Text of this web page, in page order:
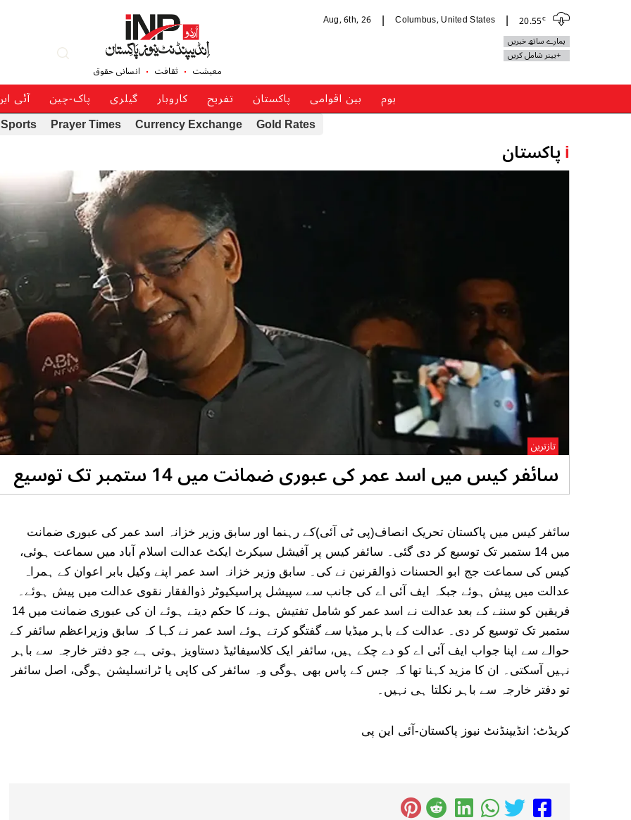
20.55c
Columbus, United States
Aug, 6th, 26
ہمارے ساتھ خبریں
+بینر شامل کریں
معیشت ثقافت انسانی حقوق
ہوم بین اقوامی پاکستان تفریح کاروبار گیلری پاک-چین آئی
Gold Rates
Currency Exchange
Prayer Times
Sports
iپاکستان
سائفر کیس میں اسد عمر کی عبوری ضمانت میں 14 ستمبر تک توسیع
تازترین
سائفر کیس میں پاکستان تحریک انصاف(پی ٹی آئی)کے رہنما اور سابق وزیر خزانہ اسد عمر کی عبوری ضمانت
میں 14 ستمبر تک توسیع کر دی گئی۔ سائفر کیس پر آفیشل سیکرٹ ایکٹ عدالت اسلام آباد میں سماعت ہوئی،
کیس کی سماعت جج ابو الحسنات ذوالقرنین نے کی۔ سابق وزیر خزانہ اسد عمر اپنے وکیل بابر اعوان کے ہمراہ
عدالت میں پیش ہوئے جبکہ ایف آئی اے کی جانب سے سپیشل پراسیکیوٹر ذوالفقار نقوی عدالت میں پیش ہوئے۔
فریقین کو سننے کے بعد عدالت نے اسد عمر کو شامل تفتیش ہونے کا حکم دیتے ہوئے ان کی عبوری ضمانت میں 14
ستمبر تک توسیع کر دی۔ عدالت کے باہر میڈیا سے گفتگو کرتے ہوئے اسد عمر نے کہا کہ سابق وزیراعظم سائفر کے
حوالے سے اپنا جواب ایف آئی اے کو دے چکے ہیں، سائفر ایک کلاسیفائیڈ دستاویز ہوتی ہے جو دفتر خارجہ سے باہر
نہیں آسکتی۔ ان کا مزید کہنا تھا کہ جس کے پاس بھی ہوگی وہ سائفر کی کاپی یا ٹرانسلیشن ہوگی، اصل سائفر
تو دفتر خارجہ سے باہر نکلتا ہی نہیں۔
کریڈٹ: انڈیپنڈنٹ نیوز پاکستان-آئی این پی